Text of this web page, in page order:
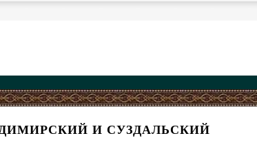
И СУЗДАЛЬСКИЙ